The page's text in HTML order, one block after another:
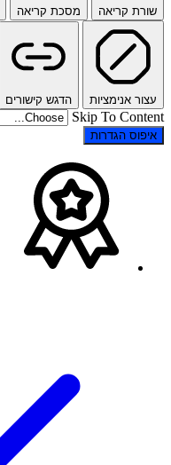
שורת קריאה מסכת קריאה
עצור אנימציות הדגש קישורים
Skip To Content
איפוס הגדרות